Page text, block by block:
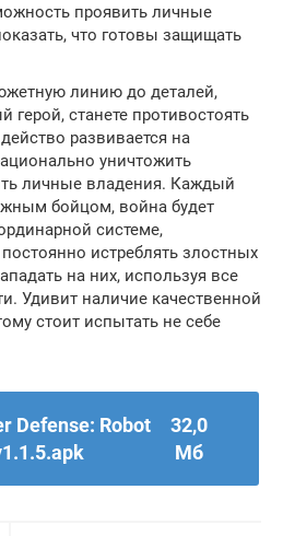
проявить личные
что готовы защищать
линию до деталей,
герой, станете противостоять
развивается на
уничтожить
личные владения. Каждый
бойцом, война будет
системе,
истреблять злостных
на них, используя все
Удивит наличие качественной
стоит испытать не себе
Defense: Robot
32,0
Мб